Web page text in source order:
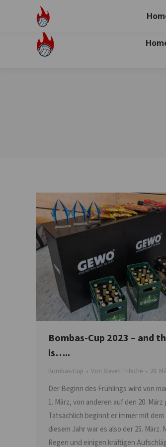
Volley-Bombas e.V.
Bombas-Cup 2023 – and
is…..
Bombas-Cup Von Steven Fritsche 28.
Der Beginn des Frühlings wird von
1. März, von anderen auf den 20. März
Tatsächlich beginnt er immer mit dem
diesem Jahr war es also der 25. März.
Regen und einigen kräftigen